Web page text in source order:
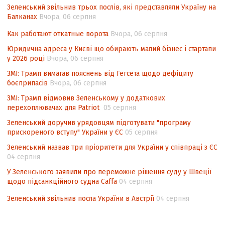
контексті євроінтеграції
Аналіз виборчого законодавства щодо
невизначеності механізму повторного
підрахунку голосів виборців
Інформаційна безпека суспільства
Зеленський звільнив трьох послів, які представляли Україну на
Балканах Вчора, 06 серпня
Как работают откатные ворота Вчора, 06 серпня
Юридична адреса у Києві що обирають малий бізнес і стартапи
у 2026 році Вчора, 06 серпня
ЗМІ: Трамп вимагав пояснень від Гегсета щодо дефіциту
боєприпасів Вчора, 06 серпня
ЗМІ: Трамп відмовив Зеленському у додаткових
перехоплювачах для Patriot 05 серпня
Зеленський доручив урядовцям підготувати "програму
прискореного вступу" України у ЄС 05 серпня
Зеленський назвав три пріоритети для України у співпраці з ЄС
04 серпня
У Зеленського заявили про переможне рішення суду у Швеції
щодо підсанкційного судна Caffa 04 серпня
Зеленський звільнив посла України в Австрії 04 серпня